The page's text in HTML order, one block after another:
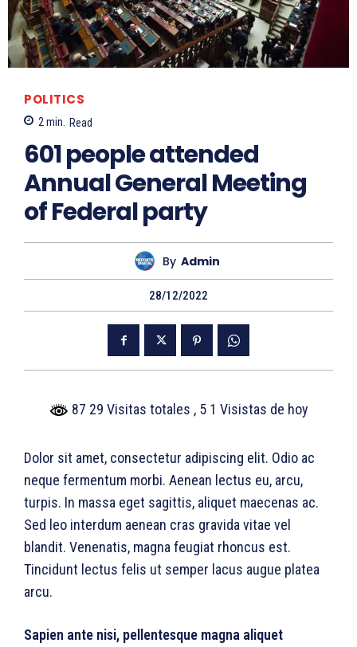
POLITICS
2min. Read
601 people attended
Annual General Meeting
of Federal party
By Admin
28/12/2022
87 29 Visitas totales , 5 1 Visistas de hoy
Dolor sit amet, consectetur adipiscing elit. Odio ac
neque fermentum morbi. Aenean lectus eu, arcu,
turpis. In massa eget sagittis, aliquet maecenas ac.
Sed leo interdum aenean cras gravida vitae vel
blandit. Venenatis, magna feugiat rhoncus est.
Tincidunt lectus felis ut semper lacus augue platea
arcu.
Sapien ante nisi, pellentesque magna aliquet